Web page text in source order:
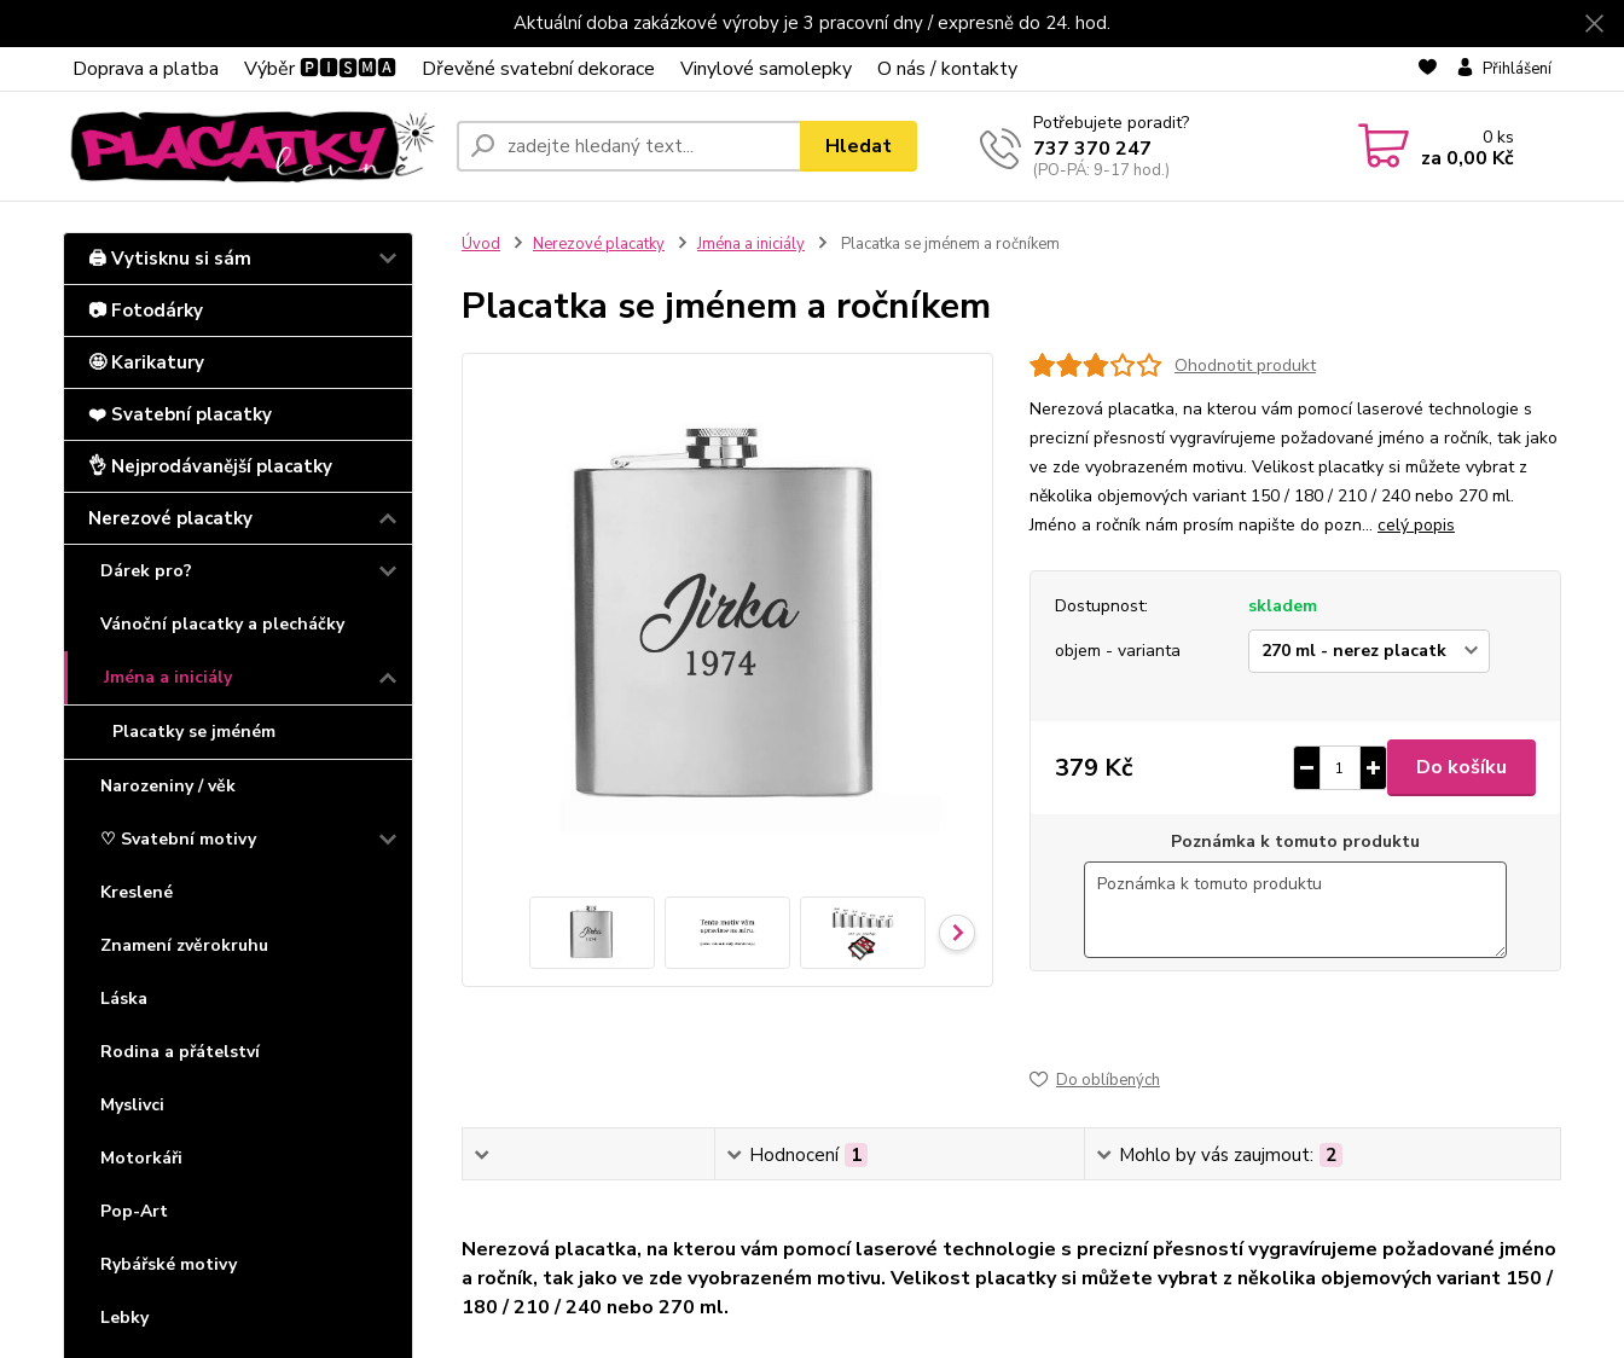
Aktuální doba zakázkové výroby je 3 pracovní dny / expresně do 24. hod.
Doprava a platba Výběr 🅿🅸🆂🅼🅰 Dřevěné svatební dekorace Vinylové samolepky O nás / kontakty Přihlášení
Hledat
Potřebujete poradit?
737 370 247
(PO-PÁ: 9-17 hod.)
0ks
za 0,00 Kč
🖨️ Vytisknu si sám
📷 Fotodárky
🤩 Karikatury
❤️ Svatební placatky
👌 Nejprodávanější placatky
Nerezové placatky
Dárek pro?
Vánoční placatky a plecháčky
Jména a iniciály
Placatky se jméném
Narozeniny / věk
♡ Svatební motivy
Kreslené
Znamení zvěrokruhu
Láska
Rodina a přátelství
Myslivci
Motorkáři
Pop-Art
Rybářské motivy
Lebky
Úvod Nerezové placatky Jména a iniciály Placatka se jménem a ročníkem
Placatka se jménem a ročníkem
Ohodnotit produkt
Nerezová placatka, na kterou vám pomocí laserové technologie s
precizní přesností vygravírujeme požadované jméno a ročník, tak jako
ve zde vyobrazeném motivu. Velikost placatky si můžete vybrat z
několika objemových variant 150 / 180 / 210 / 240 nebo 270 ml.
Jméno a ročník nám prosím napište do pozn... celý popis
Dostupnost:
skladem
objem - varianta
379 Kč Do košíku
Poznámka k tomuto produktu
Do oblíbených
Hodnocení 1 Mohlo by vás zaujmout: 2
Nerezová placatka, na kterou vám pomocí laserové technologie s precizní přesností vygravírujeme požadované jméno
a ročník, tak jako ve zde vyobrazeném motivu. Velikost placatky si můžete vybrat z několika objemových variant 150 /
180 / 210 / 240 nebo 270 ml.